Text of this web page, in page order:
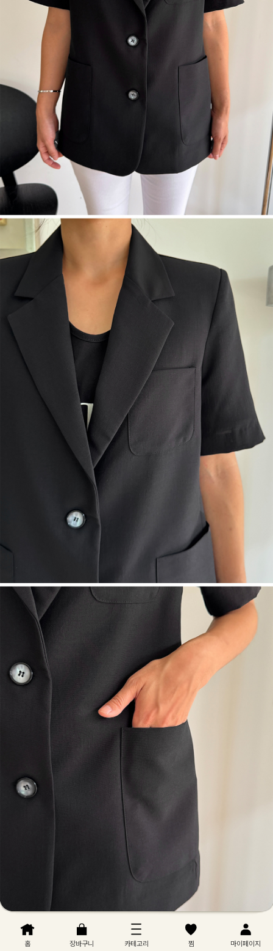
홈 장바구니 카테고리 찜 마이페이지